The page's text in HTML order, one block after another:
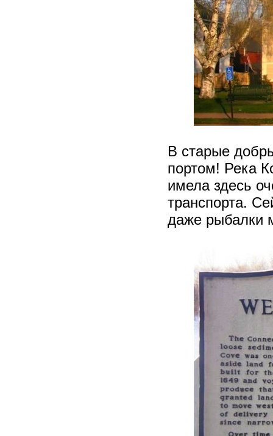
В старые
портом! Река
имела здесь
транспорта.
даже рыбалки